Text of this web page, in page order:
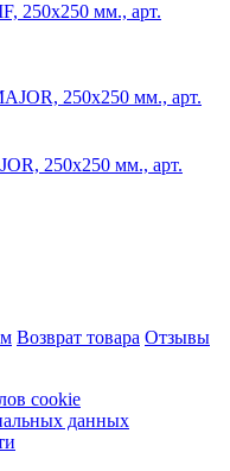
250х250 мм., арт.
250х250 мм., арт.
Возврат товара Отзывы
cookie
данных